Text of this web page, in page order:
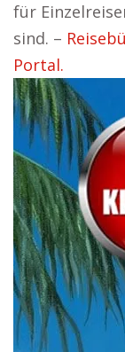
für
sind. –
Portal.